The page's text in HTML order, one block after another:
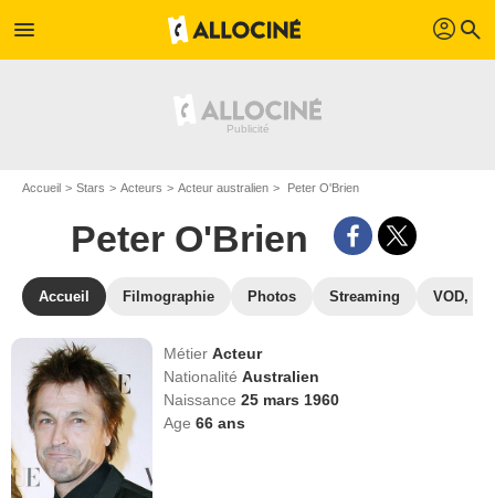
menu profil search
Accueil Stars Acteurs Acteur australien Peter O'Brien
Peter O'Brien
Accueil Filmographie Photos Streaming VOD,
MétierActeur
NationalitéAustralien
Naissance25 mars 1960
Age66 ans